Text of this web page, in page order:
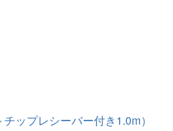
ップレシーバー付き1.0m）